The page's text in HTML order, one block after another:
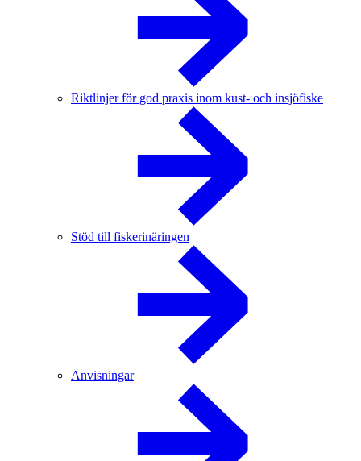
Riktlinjer för god praxis inom kust- och insjöfiske
Stöd till fiskerinäringen
Anvisningar